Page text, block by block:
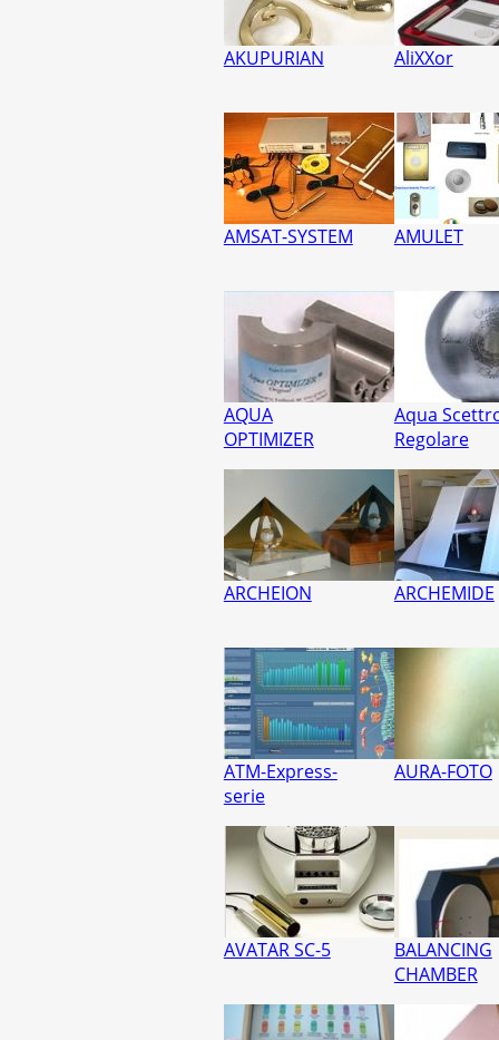
AKUPURIAN AliXXor
AMSAT-SYSTEM AMULET
AQUA
OPTIMIZER
Aqua
Regolare
ARCHEION ARCHEMIDE
ATM-Express-
serie
AURA-FOTO
AVATAR SC-5
BALANCING
CHAMBER